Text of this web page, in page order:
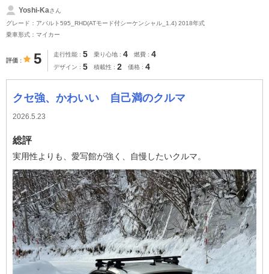
Yoshi-Kaさん
グレード：アバルト595_RHD(ATモード付シーケンシャル_1.4) 2018年式
乗車形式：マイカー
評価 5 走行性能 5 乗り心地 4 燃費 4
デザイン 5 積載性 2 価格 4
クセ強、かわいい 自己満のクルマ
2026.5.23
総評
実用性よりも、愛写館が強く、自慢したいクルマ。